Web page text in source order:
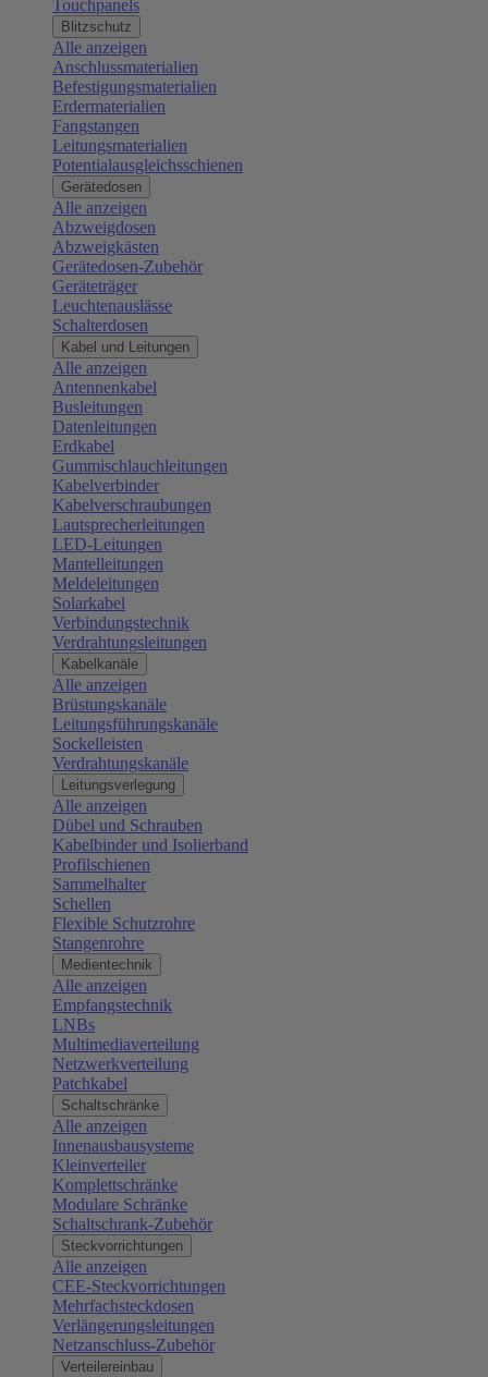
Touchpanels
Blitzschutz
Alle anzeigen
Anschlussmaterialien
Befestigungsmaterialien
Erdermaterialien
Fangstangen
Leitungsmaterialien
Potentialausgleichsschienen
Gerätedosen
Alle anzeigen
Abzweigdosen
Abzweigkästen
Gerätedosen-Zubehör
Geräteträger
Leuchtenauslässe
Schalterdosen
Kabel und Leitungen
Alle anzeigen
Antennenkabel
Busleitungen
Datenleitungen
Erdkabel
Gummischlauchleitungen
Kabelverbinder
Kabelverschraubungen
Lautsprecherleitungen
LED-Leitungen
Mantelleitungen
Meldeleitungen
Solarkabel
Verbindungstechnik
Verdrahtungsleitungen
Kabelkanäle
Alle anzeigen
Brüstungskanäle
Leitungsführungskanäle
Sockelleisten
Verdrahtungskanäle
Leitungsverlegung
Alle anzeigen
Dübel und Schrauben
Kabelbinder und Isolierband
Profilschienen
Sammelhalter
Schellen
Flexible Schutzrohre
Stangenrohre
Medientechnik
Alle anzeigen
Empfangstechnik
LNBs
Multimediaverteilung
Netzwerkverteilung
Patchkabel
Schaltschränke
Alle anzeigen
Innenausbausysteme
Kleinverteiler
Komplettschränke
Modulare Schränke
Schaltschrank-Zubehör
Steckvorrichtungen
Alle anzeigen
CEE-Steckvorrichtungen
Mehrfachsteckdosen
Verlängerungsleitungen
Netzanschluss-Zubehör
Verteilereinbau